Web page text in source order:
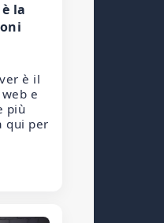
la
è il
e
più
qui per